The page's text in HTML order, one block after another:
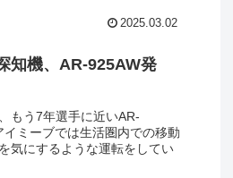
2025.03.02
知機、AR-925AW発
もう7年選手に近いAR-
ミーブでは生活圏内での移動
気にするような運転をしてい